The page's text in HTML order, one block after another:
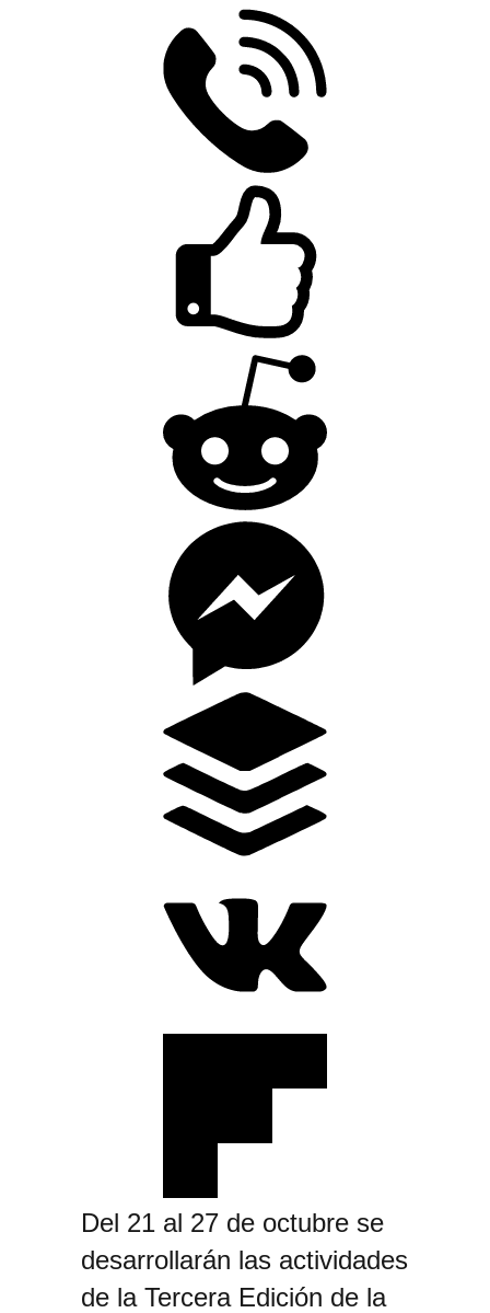
Del 21 al 27 de octubre se
desarrollarán las actividades
de la Tercera Edición de la